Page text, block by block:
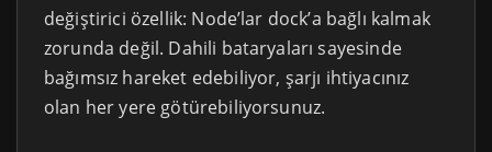
değiştirici özellik: Node’lar dock’a bağlı kalmak
zorunda değil. Dahili bataryaları sayesinde
bağımsız hareket edebiliyor, şarjı ihtiyacınız
olan her yere götürebiliyorsunuz.